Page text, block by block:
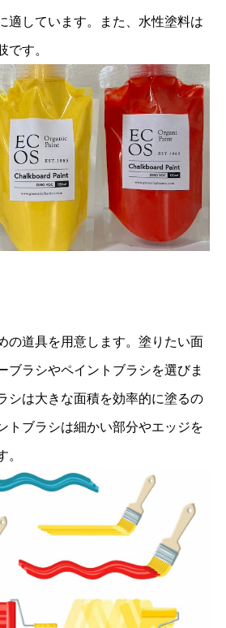
適しています。また、水性塗料は
です。
の道具を用意します。塗りたい面
ブラシやペイントブラシを選びま
シは大きな面積を効率的に塗るの
トブラシは細かい部分やエッジを
。